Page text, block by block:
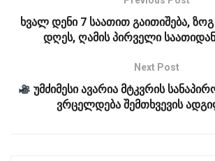
ხვალ დენი 7 საათით გაითიშება, ზოგ
დღეს, ღამის პირველი საათიდან
Next Post
უმძიმესი ავარია მტკვრის
ვრცელდება შემთხვევის